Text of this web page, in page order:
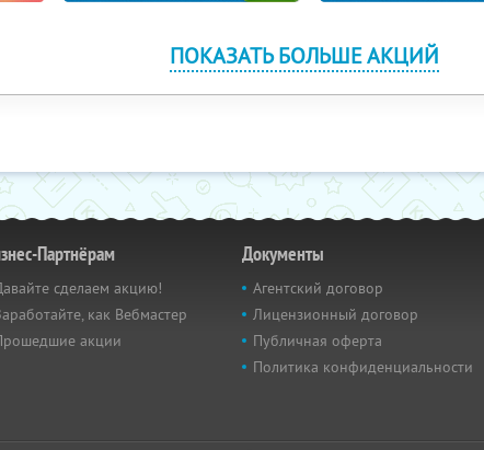
ПОКАЗАТЬ БОЛЬШЕ АКЦИЙ
Партнёрам
сделаем акцию!
как Вебмастер
акции
Документы
Агентский договор
Лицензионный договор
Публичная оферта
Политика конфиденциальности